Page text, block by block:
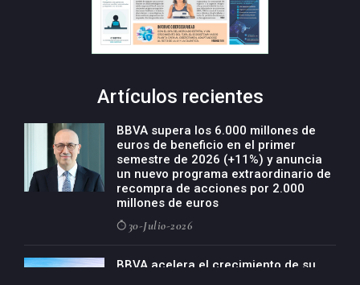
Artículos recientes
BBVA supera los 6.000 millones de
euros de beneficio en el primer
semestre de 2026 (+11%) y anuncia
un nuevo programa extraordinario de
recompra de acciones por 2.000
millones de euros
30-Julio-2026
BBVA acelera el crecimiento de su